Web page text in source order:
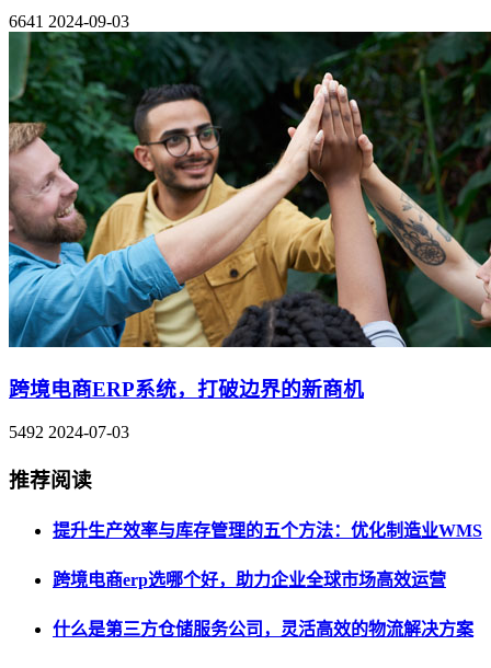
6641 2024-09-03
跨境电商ERP系统，打破边界的新商机
5492 2024-07-03
推荐阅读
提升生产效率与库存管理的五个方法：优化制造业WMS
跨境电商erp选哪个好，助力企业全球市场高效运营
什么是第三方仓储服务公司，灵活高效的物流解决方案